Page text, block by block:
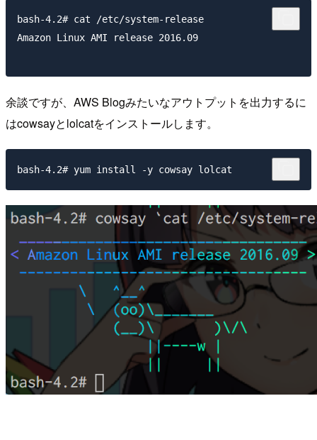
bash-4.2# cat /etc/system-release
Amazon Linux AMI release 2016.09
余談ですが、AWS Blogみたいなアウトプットを出力するに
はcowsayとlolcatをインストールします。